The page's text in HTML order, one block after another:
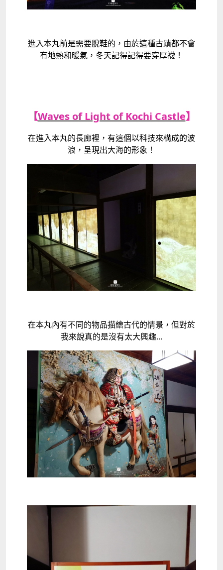
進入本丸前是需要脫鞋的，由於這種古蹟都不會
有地熱和暖氣，冬天記得記得要穿厚襪！
【Waves of Light of Kochi Castle】
在進入本丸的長廊裡，有這個以科技來構成的波
浪，呈現出大海的形象！
在本丸內有不同的物品描繪古代的情景，但對於
我來說真的是沒有太大興趣...